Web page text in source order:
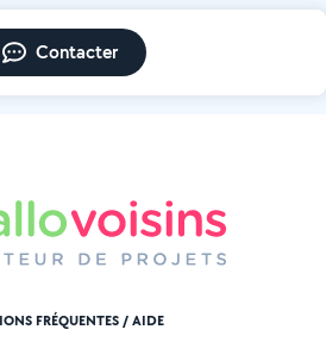
Contacter
FRÉQUENTES / AIDE